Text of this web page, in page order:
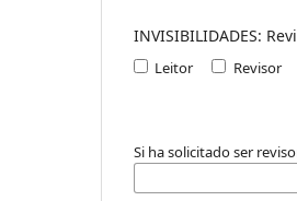
Leitor Revisor
Si ha solicitado ser